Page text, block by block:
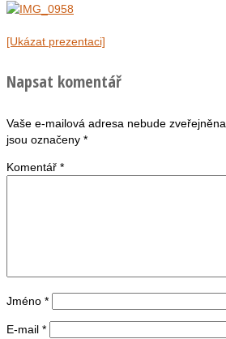
[Ukázat prezentaci]
Napsat komentář
Vaše e-mailová adresa nebude zveřejněna.
jsou označeny *
Komentář *
Jméno *
E-mail *